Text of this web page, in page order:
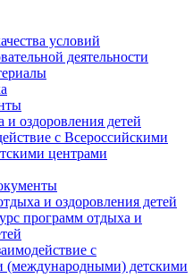
условий
деятельности
оздоровления детей
с Всероссийскими
центрами
и оздоровления детей
программ отдыха и
с
(международными) детскими